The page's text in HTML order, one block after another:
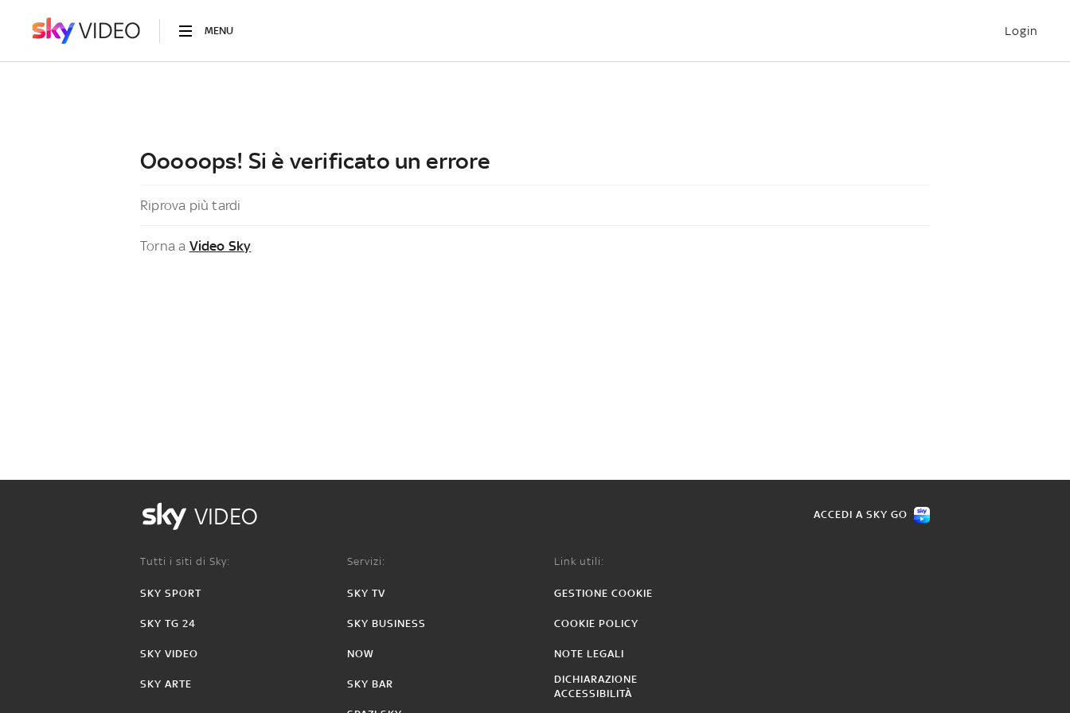
MENU Login
Ooooops! Si è verificato un errore
Riprova più tardi
Torna a Video Sky
VIDEO ACCEDI A SKY GO
Tutti i siti di Sky:
SKY SPORT
SKY TG 24
SKY VIDEO
SKY ARTE
Servizi:
SKY TV
SKY BUSINESS
NOW
SKY BAR
Link utili:
GESTIONE COOKIE
COOKIE POLICY
NOTE LEGALI
DICHIARAZIONE
ACCESSIBILITÀ